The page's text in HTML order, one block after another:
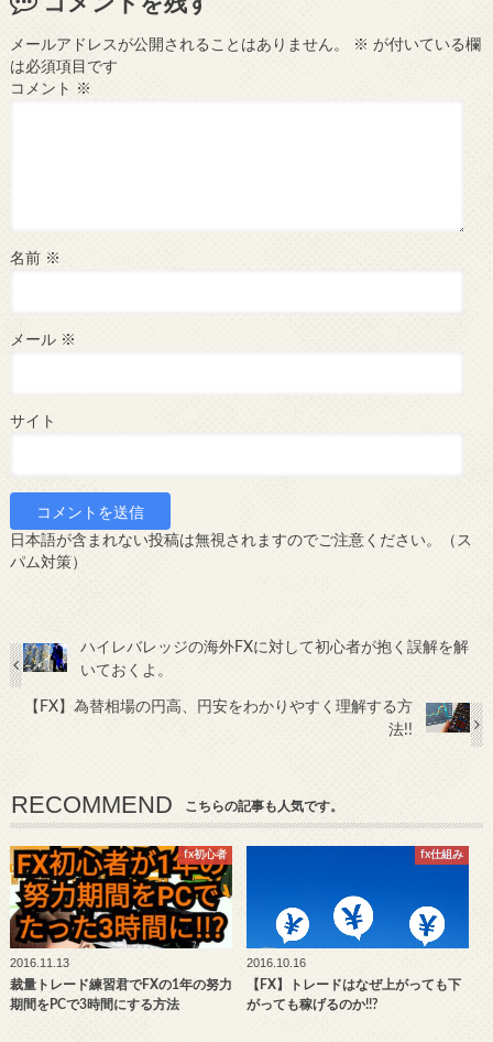
メールアドレスが公開されることはありません。 ※ が付いている欄
は必須項目です
コメント
※
名前 ※
メール ※
サイト
日本語が含まれない投稿は無視されますのでご注意ください。（ス
パム対策）
ハイレバレッジの海外FXに対して初心者が抱く誤解を解
いておくよ。
【FX】為替相場の円高、円安をわかりやすく理解する方
法!!
RECOMMEND こちらの記事も人気です。
fx初心者
2016.11.13
裁量トレード練習君でFXの1年の努力
期間をPCで3時間にする方法
fx仕組み
2016.10.16
【FX】トレードはなぜ上がっても下
がっても稼げるのか!!?